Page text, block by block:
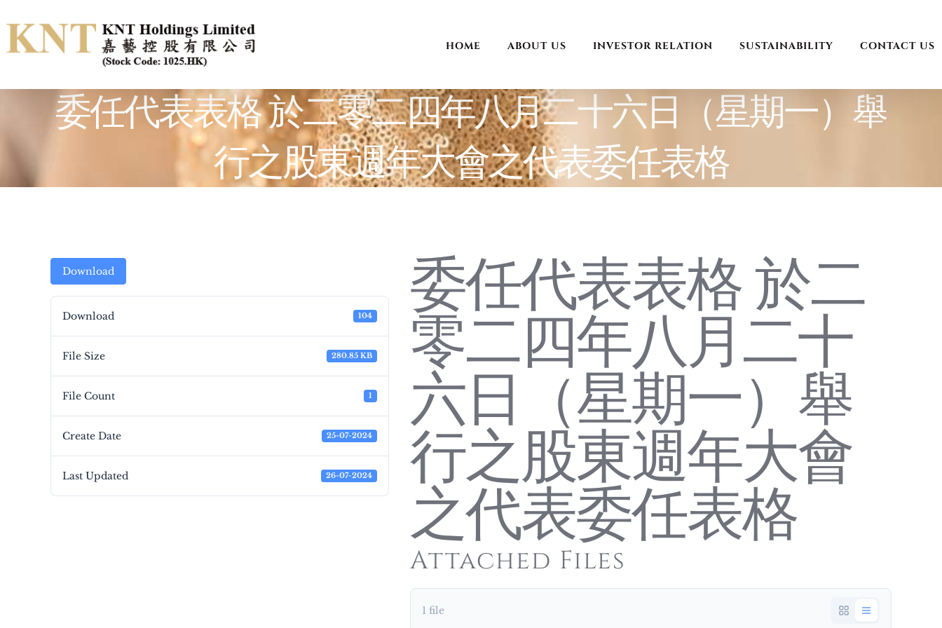
content
HOME ABOUT US INVESTOR RELATION SUSTAINABILITY CONTACT US
委任代表表格 於二零二四年八月二十六日（星期一）舉
行之股東週年大會之代表委任表格
Download
Download 104
File Size 280.85 KB
File Count 1
Create Date 25-07-2024
Last Updated 26-07-2024
委任代表表格 於二
零二四年八月二十
六日（星期一）舉
行之股東週年大會
之代表委任表格
Attached Files
1 file